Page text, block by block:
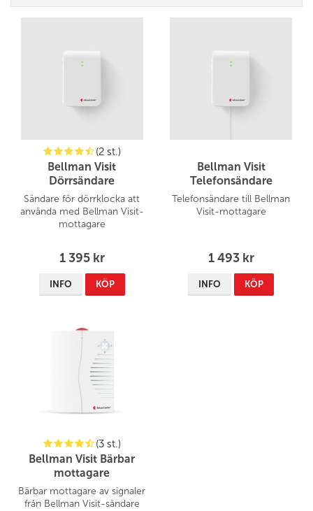
(2 st.)
Bellman Visit
Dörrsändare
Sändare för dörrklocka att
använda med Bellman Visit-
mottagare
1 395 kr
INFO KÖP
Bellman Visit
Telefonsändare
Telefonsändare till Bellman
Visit-mottagare
1 493 kr
INFO KÖP
(3 st.)
Bellman Visit Bärbar
mottagare
Bärbar mottagare av signaler
från Bellman Visit-sändare